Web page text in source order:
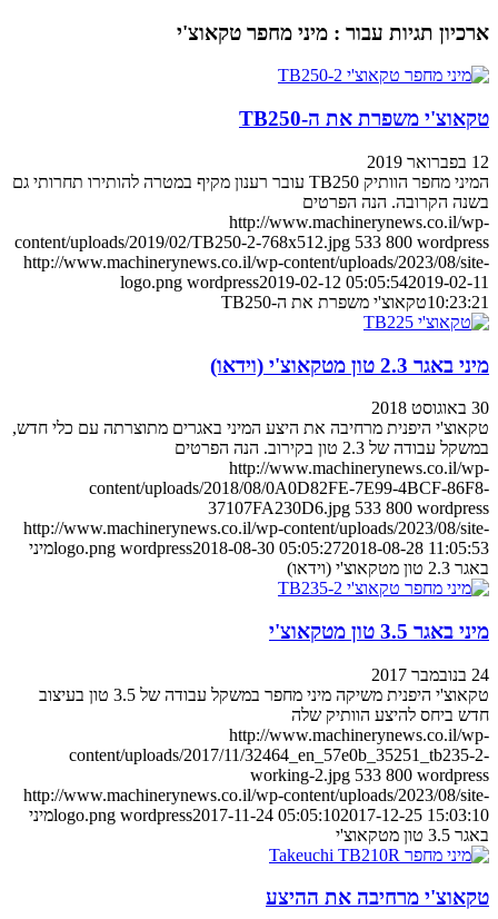
ארכיון תגיות עבור : מיני מחפר טקאוצ'י
טקאוצ'י משפרת את ה-TB250
12 בפברואר 2019
המיני מחפר הוותיק TB250 עובר רענון מקיף במטרה להותירו תחרותי גם
בשנה הקרובה. הנה הפרטים
http://www.machinerynews.co.il/wp-
content/uploads/2019/02/TB250-2-768x512.jpg 533 800 wordpress
http://www.machinerynews.co.il/wp-content/uploads/2023/08/site-
logo.png wordpress2019-02-12 05:05:542019-02-11
10:23:21טקאוצ'י משפרת את ה-TB250
מיני באגר 2.3 טון מטקאוצ'י (וידאו)
30 באוגוסט 2018
טקאוצ'י היפנית מרחיבה את היצע המיני באגרים מתוצרתה עם כלי חדש,
במשקל עבודה של 2.3 טון בקירוב. הנה הפרטים
http://www.machinerynews.co.il/wp-
content/uploads/2018/08/0A0D82FE-7E99-4BCF-86F8-
37107FA230D6.jpg 533 800 wordpress
http://www.machinerynews.co.il/wp-content/uploads/2023/08/site-
logo.png wordpress2018-08-30 05:05:272018-08-28 11:05:53
מיני
באגר 2.3 טון מטקאוצ'י (וידאו)
מיני באגר 3.5 טון מטקאוצ'י
24 בנובמבר 2017
טקאוצ'י היפנית משיקה מיני מחפר במשקל עבודה של 3.5 טון בעיצוב
חדש ביחס להיצע הוותיק שלה
http://www.machinerynews.co.il/wp-
content/uploads/2017/11/32464_en_57e0b_35251_tb235-2-
working-2.jpg 533 800 wordpress
http://www.machinerynews.co.il/wp-content/uploads/2023/08/site-
logo.png wordpress2017-11-24 05:05:102017-12-25 15:03:10
מיני
באגר 3.5 טון מטקאוצ'י
טקאוצ'י מרחיבה את ההיצע